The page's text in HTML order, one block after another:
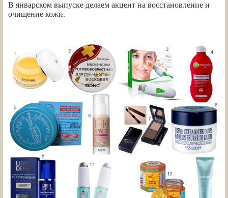
В январском выпуске делаем акцент на восстановление и
очищение кожи.